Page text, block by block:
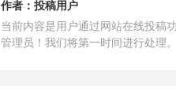
作者： 投稿用户
当前内容是用户通过网站在线投稿
管理员！我们将第一时间进行处理。